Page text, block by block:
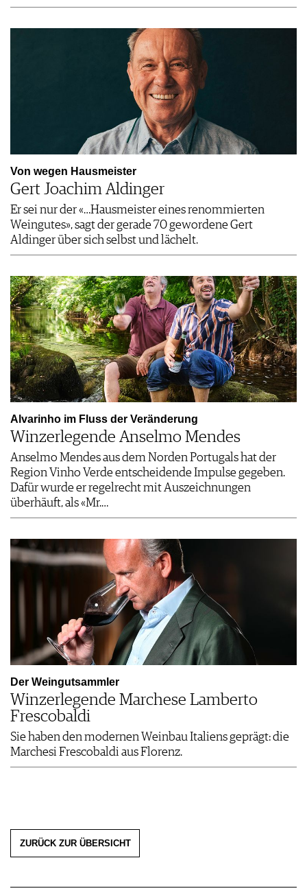
Von wegen Hausmeister
Gert Joachim Aldinger
Er sei nur der «…Hausmeister eines renommierten
Weingutes», sagt der gerade 70 gewordene Gert
Aldinger über sich selbst und lächelt.
Alvarinho im Fluss der Veränderung
Winzerlegende Anselmo Mendes
Anselmo Mendes aus dem Norden Portugals hat der
Region Vinho Verde entscheidende Impulse gegeben.
Dafür wurde er regelrecht mit Auszeichnungen
überhäuft, als «Mr.…
Der Weingutsammler
Winzerlegende Marchese Lamberto
Frescobaldi
Sie haben den modernen Weinbau Italiens geprägt: die
Marchesi Frescobaldi aus Florenz.
ZURÜCK ZUR ÜBERSICHT